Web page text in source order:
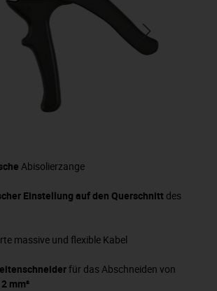
Abisolierzange
Einstellung auf den Querschnitt des
massive und flexible Kabel
für das Abschneiden von
mm²